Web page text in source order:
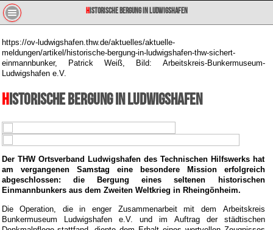
Historische Bergung in Ludwigshafen
https://ov-ludwigshafen.thw.de/aktuelles/aktuelle-
meldungen/artikel/historische-bergung-in-ludwigshafen-thw-sichert-
einmannbunker, Patrick Weiß, Bild: Arbeitskreis-Bunkermuseum-
Ludwigshafen e.V.
Historische Bergung in Ludwigshafen
Der THW Ortsverband Ludwigshafen des Technischen Hilfswerks hat
am vergangenen Samstag eine besondere Mission erfolgreich
abgeschlossen: die Bergung eines seltenen historischen
Einmannbunkers aus dem Zweiten Weltkrieg in Rheingönheim.
Die Operation, die in enger Zusammenarbeit mit dem Arbeitskreis
Bunkermuseum Ludwigshafen e.V. und im Auftrag der städtischen